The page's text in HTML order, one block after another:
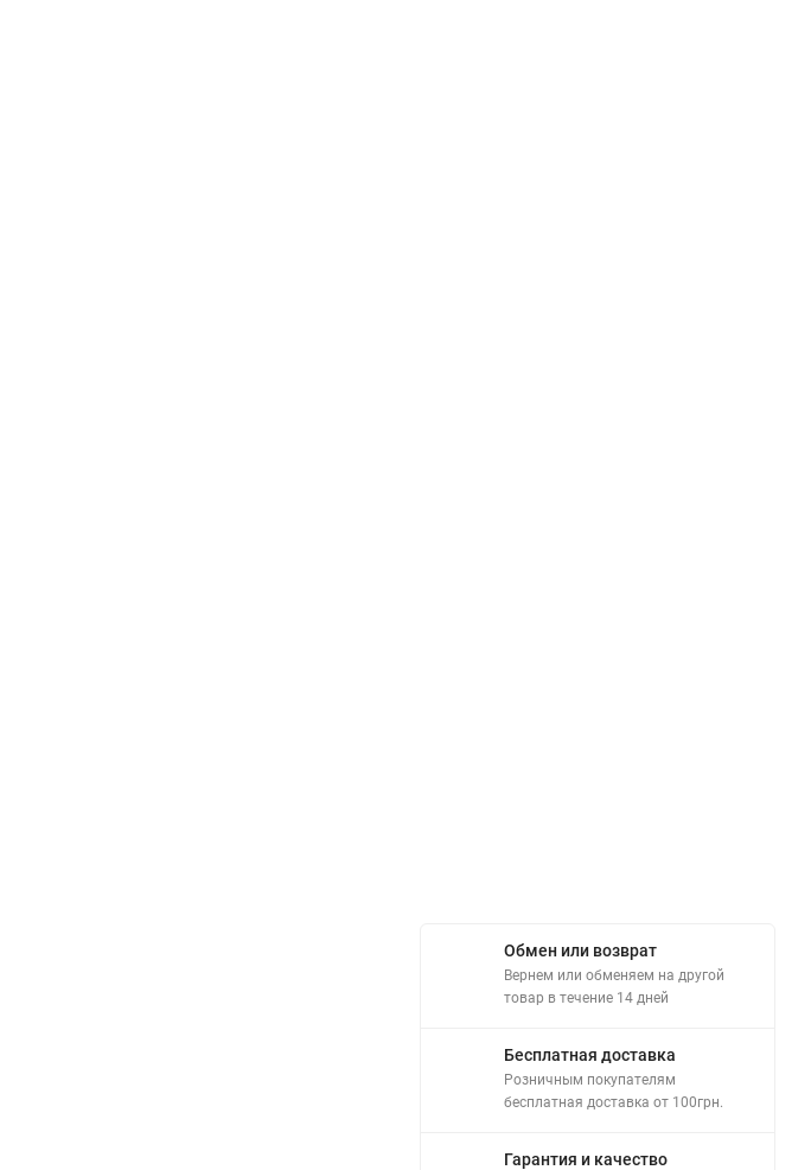
Обмен или возврат
Вернем или обменяем на другой
товар в течение 14 дней
Бесплатная доставка
Розничным покупателям
бесплатная доставка от 100грн.
Гарантия и качество